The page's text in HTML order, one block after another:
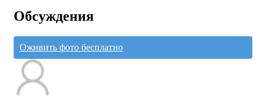
Обсуждения
Оживить фото бесплатно